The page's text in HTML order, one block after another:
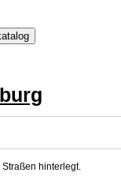
hinterlegt.